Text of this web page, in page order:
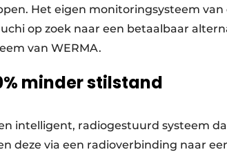
Het eigen monitoringsysteem
op zoek naar een betaalbaar
van WERMA.
minder stilstand
intelligent, radiogestuurd systeem
deze via een radioverbinding naar